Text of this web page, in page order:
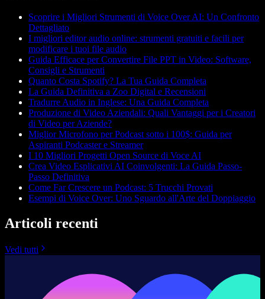
Scoprire i Migliori Strumenti di Voice Over AI: Un Confronto
Dettagliato
I migliori editor audio online: strumenti gratuiti e facili per
modificare i tuoi file audio
Guida Efficace per Convertire File PPT in Video: Software,
Consigli e Strumenti
Quanto Costa Spotify? La Tua Guida Completa
La Guida Definitiva a Zoo Digital e Recensioni
Tradurre Audio in Inglese: Una Guida Completa
Produzione di Video Aziendali: Quali Vantaggi per i Creatori
di Video per Aziende?
Miglior Microfono per Podcast sotto i 100$: Guida per
Aspiranti Podcaster e Streamer
I 10 Migliori Progetti Open Source di Voce AI
Crea Video Esplicativi AI Coinvolgenti: La Guida Passo-
Passo Definitiva
Come Far Crescere un Podcast: 5 Trucchi Provati
Esempi di Voice Over: Uno Sguardo all'Arte del Doppiaggio
Articoli recenti
Vedi tutti